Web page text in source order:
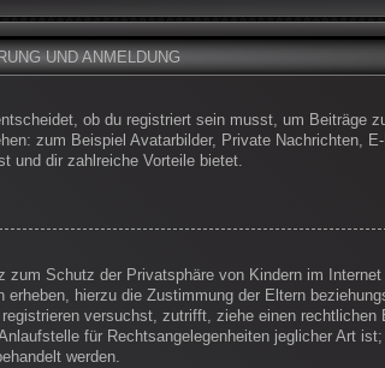
UND ANMELDUNG
ob du registriert sein musst, um Beiträge
zum Beispiel Avatarbilder, Private Nachrichten,
und dir zahlreiche Vorteile bietet.
Schutz der Privatsphäre von Kindern im
hierzu die Zustimmung der Eltern
versuchst, zutrifft, ziehe einen
für Rechtsangelegenheiten jeglicher Art
werden.